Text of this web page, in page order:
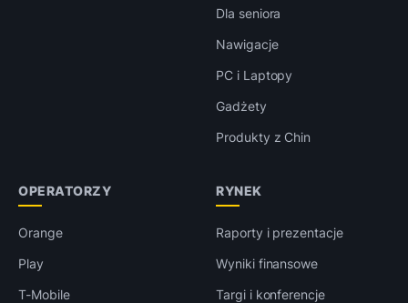
Dla seniora
Nawigacje
PC i Laptopy
Gadżety
Produkty z Chin
OPERATORZY
Orange
Play
T-Mobile
RYNEK
Raporty i prezentacje
Wyniki finansowe
Targi i konferencje